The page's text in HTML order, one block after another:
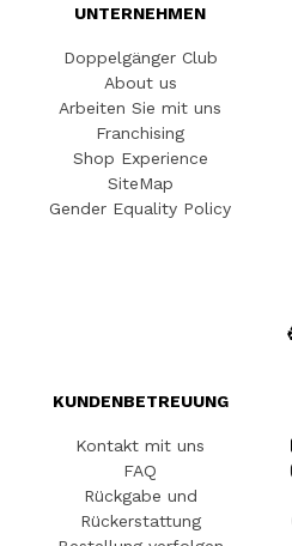
UNTERNEHMEN
Doppelgänger Club
About us
Arbeiten Sie mit uns
Franchising
Shop Experience
SiteMap
Gender Equality Policy
KUNDENBETREUUNG
Kontakt mit uns
FAQ
Rückgabe und
Rückerstattung